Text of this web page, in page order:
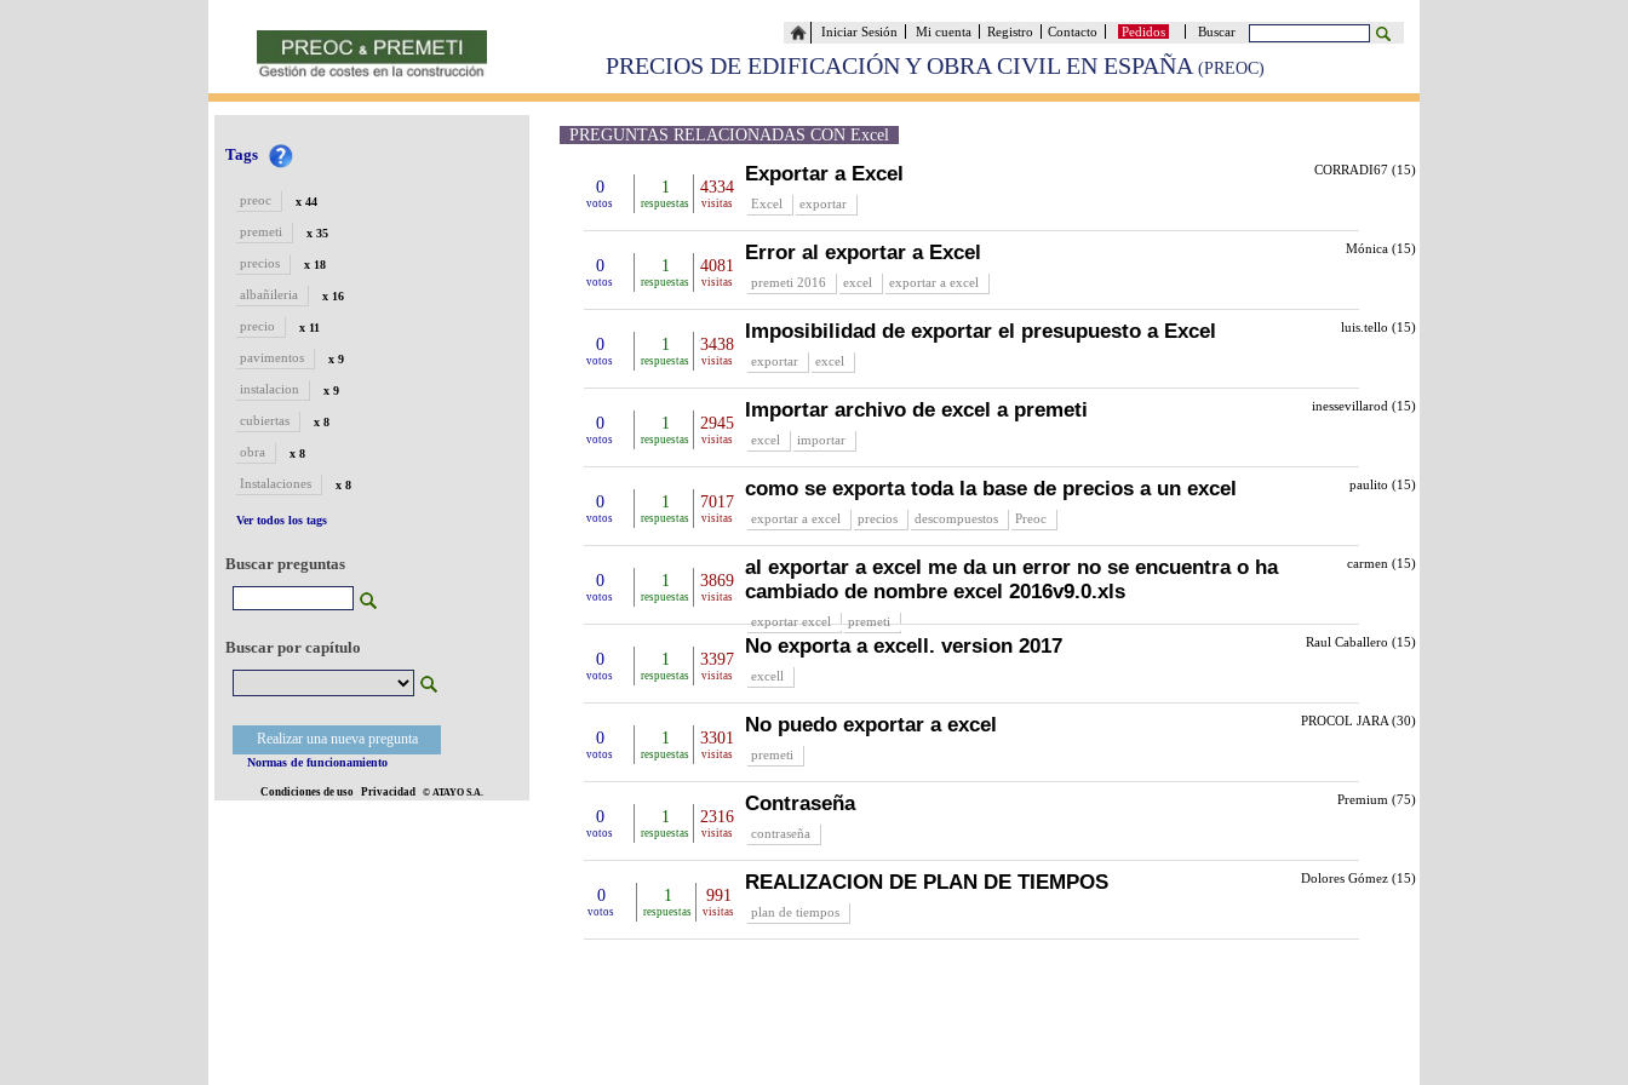
Buscar
Pedidos
Contacto
Registro
Mi cuenta
Iniciar Sesión
PRECIOS DE EDIFICACIÓN Y OBRA CIVIL EN ESPAÑA (PREOC)
Tags
preoc x 44
premeti x 35
precios x 18
albañileria x 16
precio x 11
pavimentos x 9
instalacion x 9
cubiertas x 8
obra x 8
Instalaciones x 8
Ver todos los tags
Buscar preguntas
Buscar por capítulo
Realizar una nueva pregunta
Normas de funcionamiento
Condiciones de uso Privacidad © ATAYO S.A.
PREGUNTAS RELACIONADAS CON Excel
0
votos
1
respuestas
4334
visitas
Exportar a Excel
Excel exportar
CORRADI67 (15)
0
votos
1
respuestas
4081
visitas
Error al exportar a Excel
premeti 2016 excel exportar a excel
Mónica (15)
0
votos
1
respuestas
3438
visitas
Imposibilidad de exportar el presupuesto a Excel
exportar excel
luis.tello (15)
0
votos
1
respuestas
2945
visitas
Importar archivo de excel a premeti
excel importar
inessevillarod (15)
0
votos
1
respuestas
7017
visitas
como se exporta toda la base de precios a un excel
exportar a excel precios descompuestos Preoc
paulito (15)
0
votos
1
respuestas
3869
visitas
al exportar a excel me da un error no se encuentra o ha
cambiado de nombre excel 2016v9.0.xls
exportar excel premeti
carmen (15)
0
votos
1
respuestas
3397
visitas
No exporta a excell. version 2017
excell
Raul Caballero (15)
0
votos
1
respuestas
3301
visitas
No puedo exportar a excel
premeti
PROCOL JARA (30)
0
votos
1
respuestas
2316
visitas
Contraseña
contraseña
Premium (75)
0
votos
1
respuestas
991
visitas
REALIZACION DE PLAN DE TIEMPOS
plan de tiempos
Dolores Gómez (15)